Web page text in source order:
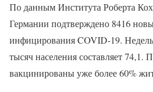
По данным Института Роберта
Германии подтверждено 8416
инфицирования COVID-19.
тысяч населения составляет 74,1.
вакцинированы уже более 60%